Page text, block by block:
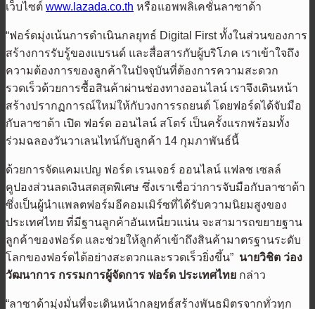
เว็บไซต์ www.lazada.co.th หรือแอพพลิเคชั่นลาซาด้า
“ฟอร์ดมุ่งเน้นการดำเนินกลยุทธ์ Digital Firstทั้งในส่วนของการ
สร้างการรับรู้ของแบรนด์ และสื่อสารกับผู้บริโภค เราเข้าใจถึง
ความต้องการของลูกค้าในปัจจุบันที่ต้องการความสะดวก
รวดเร็วด้วยการซื้อสินค้าผ่านช่องทางออนไลน์ เราจึงเดินหน้า
สร้างปรากฏการณ์ใหม่ให้กับวงการรถยนต์ โดยฟอร์ดได้จับมือ
กับลาซาด้า เปิด ฟอร์ด ออนไลน์ สโตร์ เป็นครั้งแรกพร้อมทั้ง
ร่วมฉลองวันวาเลนไทน์กับลูกค้า 14 กุมภาพันธ์นี้
ด้วยการจัดแคมเปญ ฟอร์ด เรนเจอร์ ออนไลน์ แฟลช เซลล์
คูปองส่วนลดเงินสดสุดพิเศษ ซึ่งเราเชื่อว่าการจับมือกับลาซาด้า
ซึ่งเป็นผู้นำแพลตฟอร์มอีคอมเมิร์ซที่ได้รับความนิยมสูงของ
ประเทศไทย ที่มีฐานลูกค้าอันเหนี่ยวแน่น จะสามารถขยายฐาน
ลูกค้าของฟอร์ด และช่วยให้ลูกค้าเข้าถึงสินค้ามาตรฐานระดับ
โลกของฟอร์ดได้อย่างสะดวกและรวดเร็วยิ่งขึ้น” นายวิชิต ว่อง
วัฒนาการ กรรมการผู้จัดการ ฟอร์ด ประเทศไทย กล่าว
“ลาซาด้ามุ่งมั่นที่จะเดินหน้ากลยุทธ์สร้างพันธมิตรจากทั่วทุก